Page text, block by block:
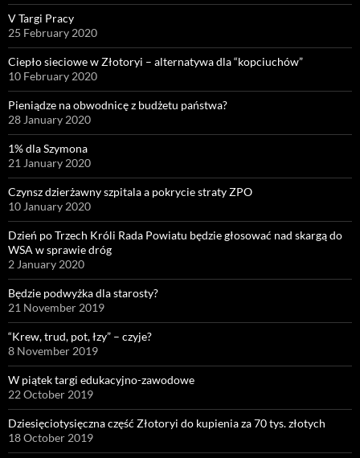
V Targi Pracy
25 February 2020
Ciepło sieciowe w Złotoryi – alternatywa dla “kopciuchów”
10 February 2020
Pieniądze na obwodnicę z budżetu państwa?
28 January 2020
1% dla Szymona
21 January 2020
Czynsz dzierżawny szpitala a pokrycie straty ZPO
10 January 2020
Dzień po Trzech Króli Rada Powiatu będzie głosować nad skargą do
WSA w sprawie dróg
2 January 2020
Będzie podwyżka dla starosty?
21 November 2019
“Krew, trud, pot, łzy” – czyje?
8 November 2019
W piątek targi edukacyjno-zawodowe
22 October 2019
Dziesięciotysięczna część Złotoryi do kupienia za 70 tys. złotych
18 October 2019